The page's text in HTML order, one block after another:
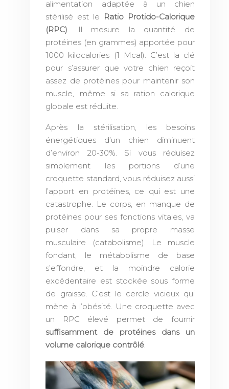
alimentation adaptée à un chien
stérilisé est le Ratio Protido-Calorique
(RPC). Il mesure la quantité de
protéines (en grammes) apportée pour
1000 kilocalories (1 Mcal). C’est la clé
pour s’assurer que votre chien reçoit
assez de protéines pour maintenir son
muscle, même si sa ration calorique
globale est réduite.
Après la stérilisation, les besoins
énergétiques d’un chien diminuent
d’environ 20-30%. Si vous réduisez
simplement les portions d’une
croquette standard, vous réduisez aussi
l’apport en protéines, ce qui est une
catastrophe. Le corps, en manque de
protéines pour ses fonctions vitales, va
puiser dans sa propre masse
musculaire (catabolisme). Le muscle
fondant, le métabolisme de base
s’effondre, et la moindre calorie
excédentaire est stockée sous forme
de graisse. C’est le cercle vicieux qui
mène à l’obésité. Une croquette avec
un RPC élevé permet de fournir
suffisamment de protéines dans un
volume calorique contrôlé.